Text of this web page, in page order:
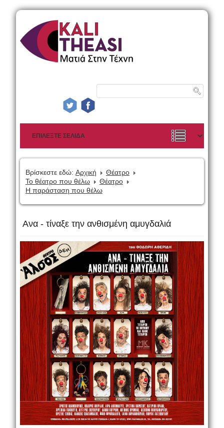
Βρίσκεστε εδώ: Αρχική
Θέατρο
Το θέατρο που θέλω
Θέατρο
Η παράσταση που θέλω
Ανα - τίναξε την ανθισμένη αμυγδαλιά